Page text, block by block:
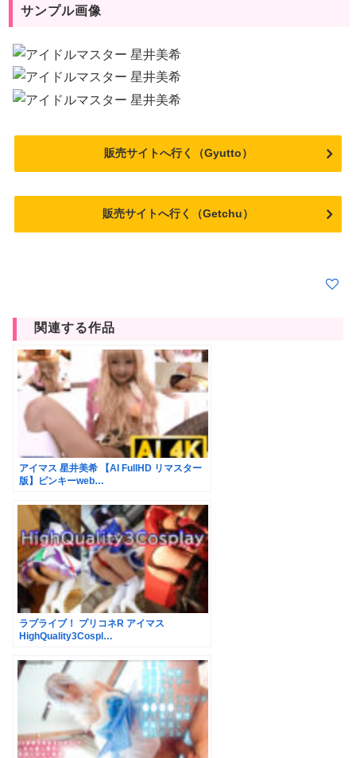
サンプル画像
販売サイトへ行く（Gyutto）
販売サイトへ行く（Getchu）
関連する作品
アイマス 星井美希 【AI FullHD リマスター
版】ピンキーweb…
ラブライブ！ プリコネR アイマス
HighQuality3Cospl…